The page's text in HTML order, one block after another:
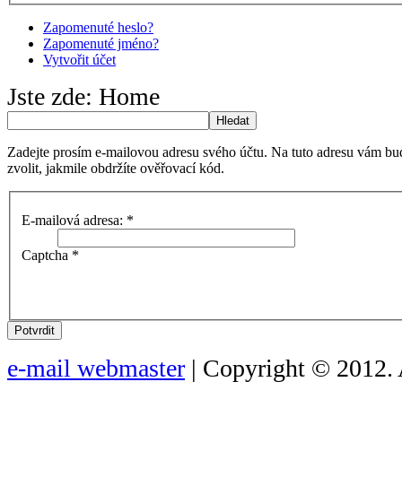
Zapomenuté heslo?
Zapomenuté jméno?
Vytvořit účet
Jste zde: Home
Hledat
Zadejte prosím e-mailovou adresu svého účtu. Na tuto adresu vám
zvolit, jakmile obdržíte ověřovací kód.
E-mailová adresa: *
Captcha *
Potvrdit
e-mail webmaster | Copyright © 2012.